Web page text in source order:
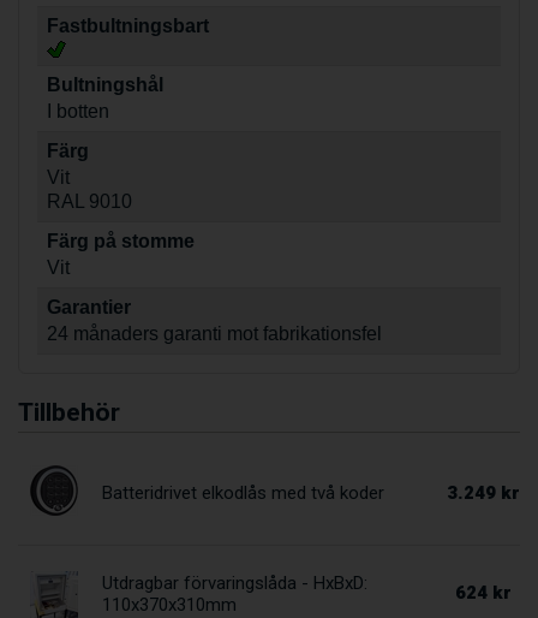
Fastbultningsbart
Bultningshål
I botten
Färg
Vit
RAL 9010
Färg på stomme
Vit
Garantier
24 månaders garanti mot fabrikationsfel
Tillbehör
Batteridrivet elkodlås med två koder 3.249 kr
Utdragbar förvaringslåda - HxBxD:
110x370x310mm
624 kr